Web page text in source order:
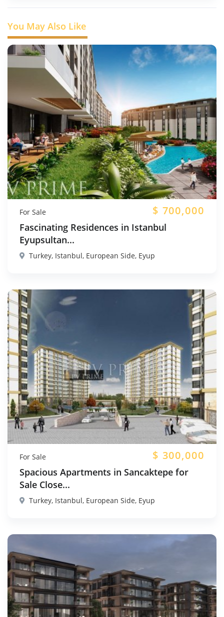
You May Also Like
For Sale $ 700,000
Fascinating Residences in Istanbul
Eyupsultan...
Turkey, Istanbul, European Side, Eyup
For Sale $ 300,000
Spacious Apartments in Sancaktepe for
Sale Close...
Turkey, Istanbul, European Side, Eyup